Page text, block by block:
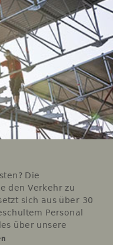
Die
den Verkehr zu
sich aus über 30
Personal
über unsere